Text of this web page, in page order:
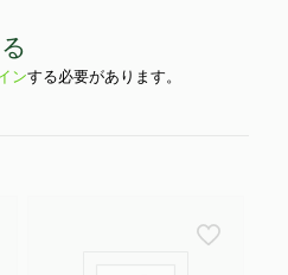
ンする必要があります。